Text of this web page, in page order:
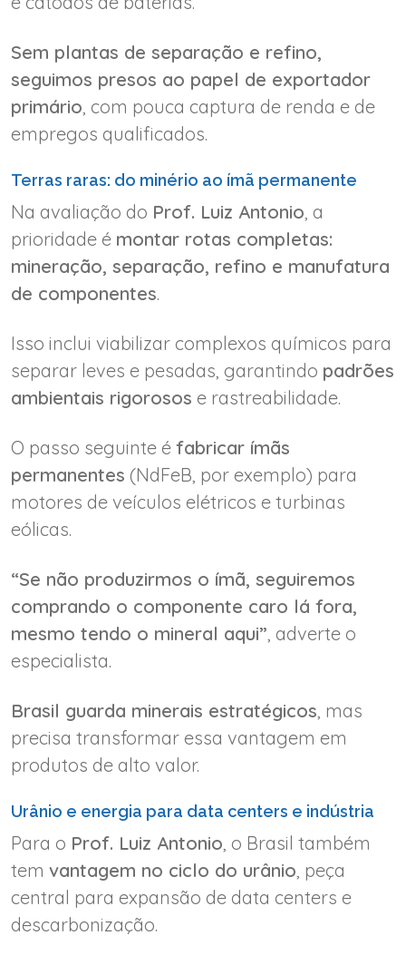
Sem plantas de separação e refino,
seguimos presos ao papel de exportador
primário , com pouca captura de renda e de
empregos qualificados.
Terras raras: do minério ao ímã permanente
Na avaliação do Prof. Luiz Antonio , a
prioridade é montar rotas completas:
mineração, separação, refino e manufatura
de componentes.
Isso inclui viabilizar complexos químicos para
separar leves e pesadas, garantindo padrões
ambientais rigorosos e rastreabilidade.
O passo seguinte é fabricar ímãs
permanentes (NdFeB, por exemplo) para
motores de veículos elétricos e turbinas
eólicas.
“Se não produzirmos o ímã, seguiremos
comprando o componente caro lá fora,
mesmo tendo o mineral aqui” , adverte o
especialista.
Brasil guarda minerais estratégicos , mas
precisa transformar essa vantagem em
produtos de alto valor.
Urânio e energia para data centers e indústria
Para o Prof. Luiz Antonio , o Brasil também
tem vantagem no ciclo do urânio , peça
central para expansão de data centers e
descarbonização.